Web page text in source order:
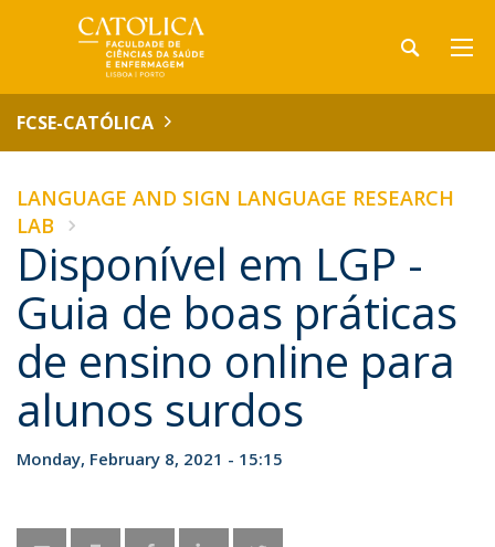
FCSE-CATÓLICA
LANGUAGE AND SIGN LANGUAGE RESEARCH
LAB
Disponível em LGP -
Guia de boas práticas
de ensino online para
alunos surdos
Monday, February 8, 2021 - 15:15